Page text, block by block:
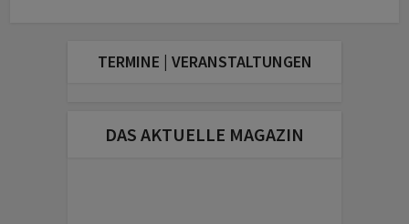
TERMINE | VERANSTALTUNGEN
DAS AKTUELLE MAGAZIN